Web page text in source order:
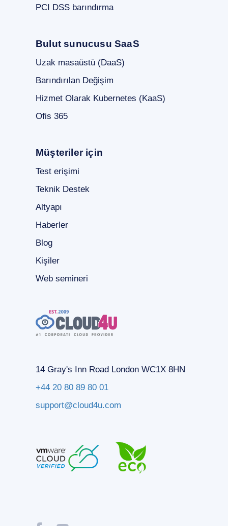
PCI DSS barındırma
Bulut sunucusu SaaS
Uzak masaüstü (DaaS)
Barındırılan Değişim
Hizmet Olarak Kubernetes (KaaS)
Ofis 365
Müşteriler için
Test erişimi
Teknik Destek
Altyapı
Haberler
Blog
Kişiler
Web semineri
14 Gray's Inn Road London WC1X 8HN
+44 20 80 89 80 01
support@cloud4u.com